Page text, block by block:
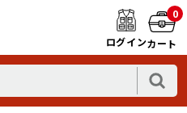
ログイン
0
カート